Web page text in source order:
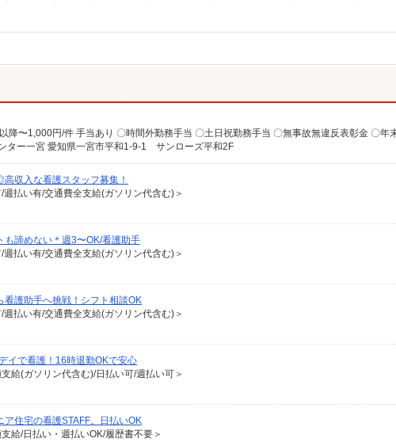
ター一宮 愛知県一宮市平和1-9-1 サンローズ平和2F
収入な看護スタッフ募集！
払い有/交通費全支給(ガソリン代含む)＞
も諦めない＊週3〜OK/看護助手
払い有/交通費全支給(ガソリン代含む)＞
護助手へ挑戦！シフト相談OK
払い有/交通費全支給(ガソリン代含む)＞
イで看護！16時退勤OKで安心
給(ガソリン代含む)/日払い可/週払い可＞
住宅の看護STAFF。日払いOK
給/日払い・週払いOK/履歴書不要＞